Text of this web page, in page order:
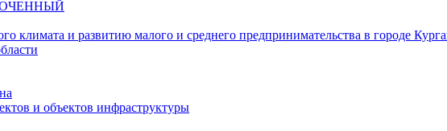
климата и развитию малого и среднего предпринимательства в городе
и объектов инфраструктуры